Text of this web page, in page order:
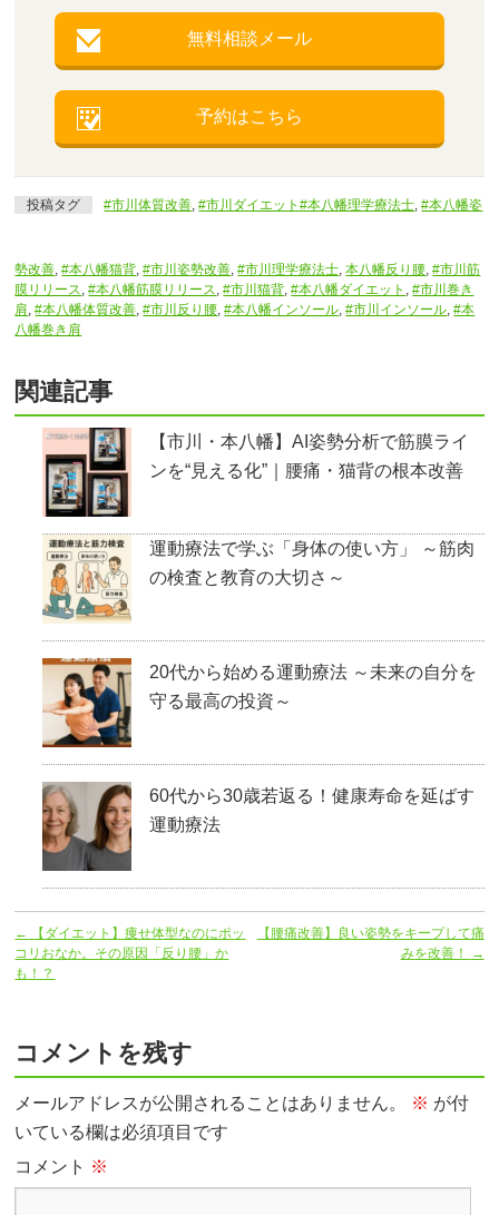
無料相談メール
予約はこちら
投稿タグ #市川体質改善,#市川ダイエット#本八幡理学療法士,#本八幡姿
勢改善,#本八幡猫背,#市川姿勢改善,#市川理学療法士,本八幡反り腰,#市川筋
膜リリース,#本八幡筋膜リリース,#市川猫背,#本八幡ダイエット ,#市川巻き
肩,#本八幡体質改善,#市川反り腰,#本八幡インソール,#市川インソール,#本
八幡巻き肩
関連記事
【市川・本八幡】AI姿勢分析で筋膜ライ
ンを“見える化”｜腰痛・猫背の根本改善
運動療法で学ぶ「身体の使い方」 ～筋肉
の検査と教育の大切さ～
20代から始める運動療法 ～未来の自分を
守る最高の投資～
60代から30歳若返る！健康寿命を延ばす
運動療法
←
【ダイエット】痩せ体型なのにポッ
コリおなか。その原因「反り腰」か
も！？
【腰痛改善】良い姿勢をキープして痛
みを改善！
→
コメントを残す
メールアドレスが公開されることはありません。 ※ が付
いている欄は必須項目です
コメント ※